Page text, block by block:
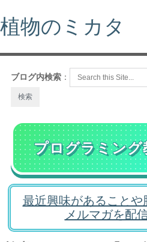
植物のミカタ
ブログ内検索 ：
プログラミング
最近興味があること
メルマガを配